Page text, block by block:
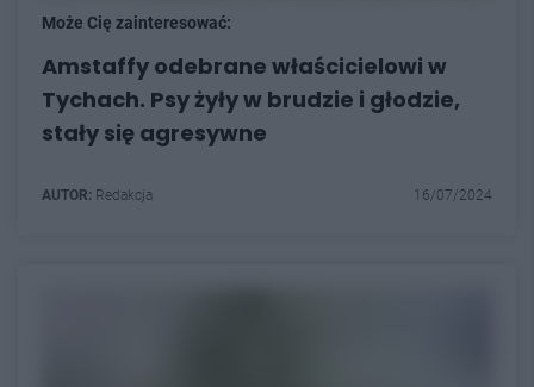
Może Cię zainteresować:
Amstaffy odebrane właścicielowi w
Tychach. Psy żyły w brudzie i głodzie,
stały się agresywne
AUTOR: Redakcja 16/07/2024